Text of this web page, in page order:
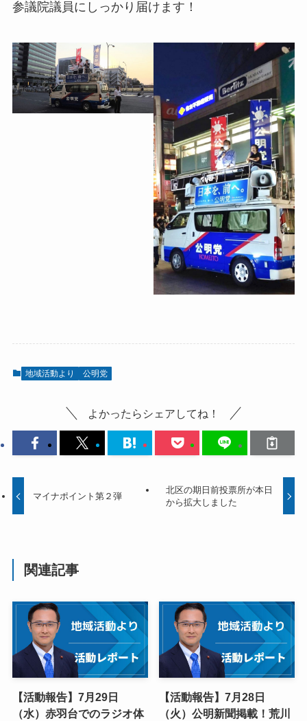
参議院議員にしっかり届けます！
地域活動より 公明党
よかったらシェアしてね！
マイナポイント第２弾
北区の期日前投票所が本日
から拡大しました
関連記事
【活動報告】7月29日
（水）赤羽台でのラジオ体
【活動報告】7月28日
（火）公明新聞掲載！荒川